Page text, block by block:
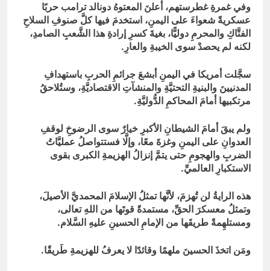
وفي غمرةِ غطرستهم، أعلنَ المعتوهُ دونالد ترامب حربًا
عسكريةً شعواءَ على اليمنِ، استخدمَ فيها كلَّ صنوفِ السلاحِ
الفتَّاكِ والمحرمِ دوليًّا، بغيةَ كسرِ إرادةِ هذا الشَّعبِ الصامدِ،
لكنه لم يحصدْ سوى الخيبةِ والعارِ.
سجَّلت أمريكا في اليمنِ أبشعَ جرائمِ الحربِ باستهدافِ
المدنيينَ والبنيةِ التحتيَّةِ والمنشآتِ الاقتصاديَّةِ، وستُلاحقُ
مرتكبيها أمامَ المحاكمِ الدُّوليَّةِ.
ولم يبقَ أمامَ الشيطانِ الأكبرِ خيارٌ سوى الرضوخِ لوقفِ
العدوانِ على اليمنِ وغزةَ معًا، وإلَّا فستتواصلُ عمليَّاتُ
الضربِ والهجومِ حتى يتمَّ إنزالُ الهزيمةِ الكبرى بقوى
الاستكبارِ العالميِّ.
هذه الرايةُ لن تُهزمَ، لأنَّها تمثلُ الإسلامَ المحمديَّ الأصيلَ،
وتمثلُ معسكرَ الحقِّ، مستمدةً قوتَها من اللهِ تعالى،
ومستلهِمةً طريقَها من الإمامِ الحسينِ عليهِ السَّلام.
ومَن اتخذَ الحسينَ ملهمًا وقائدًا لا يعرفُ للهزيمةِ طَريقًا.